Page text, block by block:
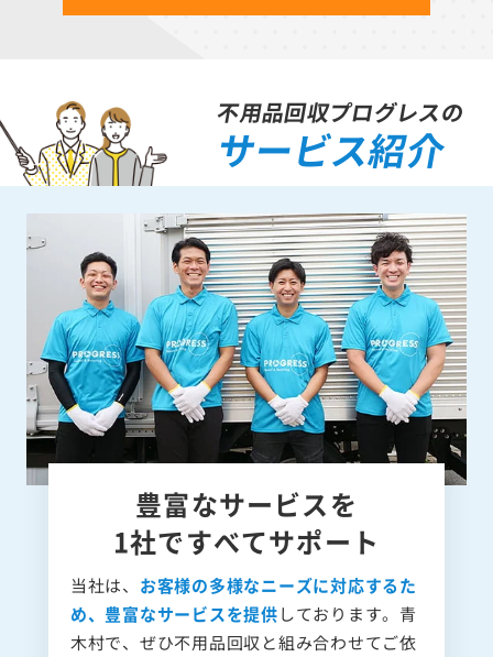
不用品回収プログレスの
サービス紹介
豊富なサービスを
1社ですべてサポート
当社は、 お客様の多様なニーズに対応するた
め、豊富なサービスを提供しております。青
木村で、ぜひ不用品回収と組み合わせてご依